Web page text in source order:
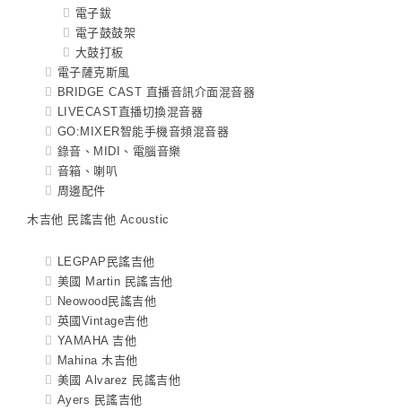
電子鈸
電子鼓鼓架
大鼓打板
電子薩克斯風
BRIDGE CAST 直播音訊介面混音器
LIVECAST直播切換混音器
GO:MIXER智能手機音頻混音器
錄音、MIDI、電腦音樂
音箱、喇叭
周邊配件
木吉他 民謠吉他 Acoustic
LEGPAP民謠吉他
美國 Martin 民謠吉他
Neowood民謠吉他
英國Vintage吉他
YAMAHA 吉他
Mahina 木吉他
美國 Alvarez 民謠吉他
Ayers 民謠吉他